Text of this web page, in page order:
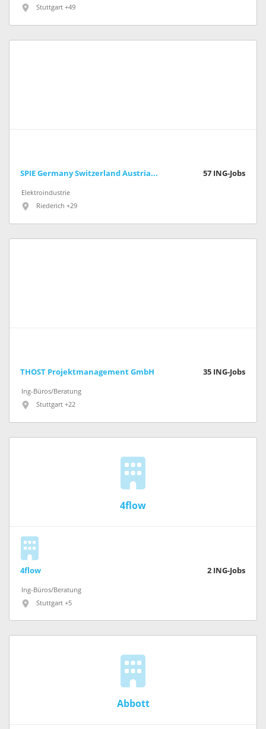
Stuttgart +49
SPIE Germany Switzerland Austria GmbH 57 ING-Jobs
Elektroindustrie
Riederich +29
THOST Projektmanagement GmbH 35 ING-Jobs
Ing-Büros/Beratung
Stuttgart +22
4flow
4flow 2 ING-Jobs
Ing-Büros/Beratung
Stuttgart +5
Abbott